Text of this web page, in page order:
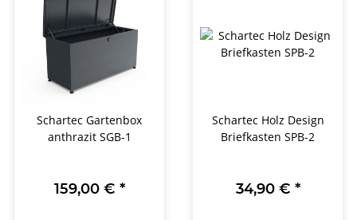
Schartec Gartenbox
anthrazit SGB-1
159,00 € *
Schartec Holz Design
Briefkasten SPB-2
34,90 € *